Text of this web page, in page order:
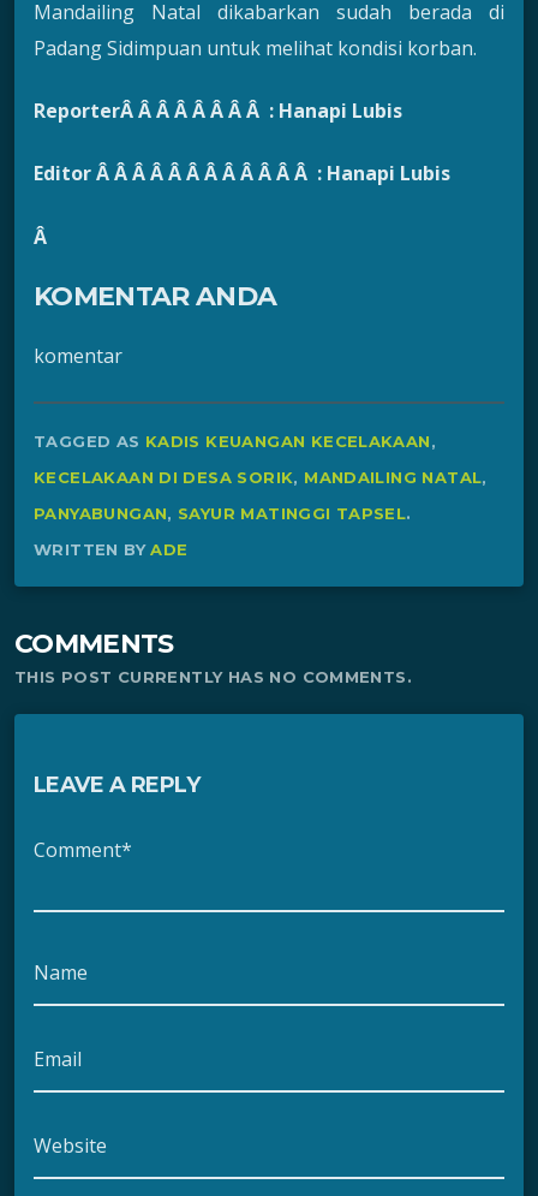
Mandailing Natal dikabarkan sudah berada di
Padang Sidimpuan untuk melihat kondisi korban.
ReporterÂ Â Â Â Â Â Â Â : Hanapi Lubis
Editor Â Â Â Â Â Â Â Â Â Â Â Â : Hanapi Lubis
Â
KOMENTAR ANDA
komentar
TAGGED AS KADIS KEUANGAN KECELAKAAN,
KECELAKAAN DI DESA SORIK, MANDAILING NATAL,
PANYABUNGAN, SAYUR MATINGGI TAPSEL.
WRITTEN BYADE
COMMENTS
THIS POST CURRENTLY HAS NO COMMENTS.
LEAVE A REPLY
Comment*
Name
Email
Website